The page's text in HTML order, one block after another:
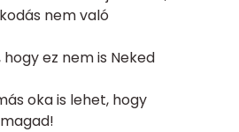
nem való
hogy ez nem is Neked
oka is lehet, hogy